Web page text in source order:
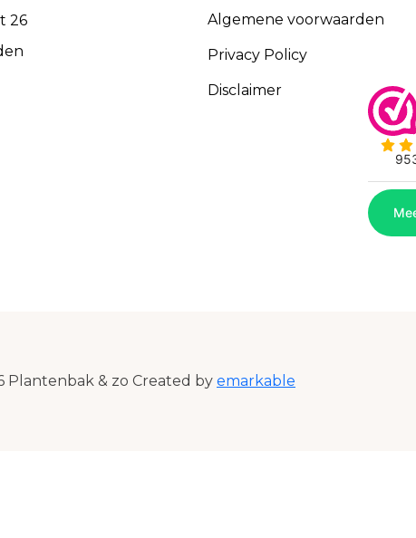
26
Algemene voorwaarden
Privacy Policy
Disclaimer
Plantenbak & zo Created by emarkable